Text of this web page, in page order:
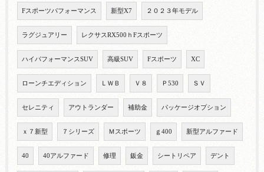
Fスポーツパフォーマンス 新型X7 ２０２３年モデル
ラグジュアリー レクサスRX500ｈFスポーツ
ハイパフォーマンスSUV 高級SUV Fスポーツ XC
ローンチエディション ＬＷＢ Ｖ８ Ｐ530 ＳＶ
セレニティ アウトランダー 補助金 パッケージオプション
ｘ７新型 ７シリーズ Ｍスポーツ ｇ400 新型アルファード
40 40アルファード 修理 鈑金 シートリペア デント